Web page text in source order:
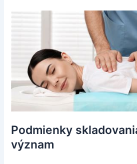
Podmienky
význam